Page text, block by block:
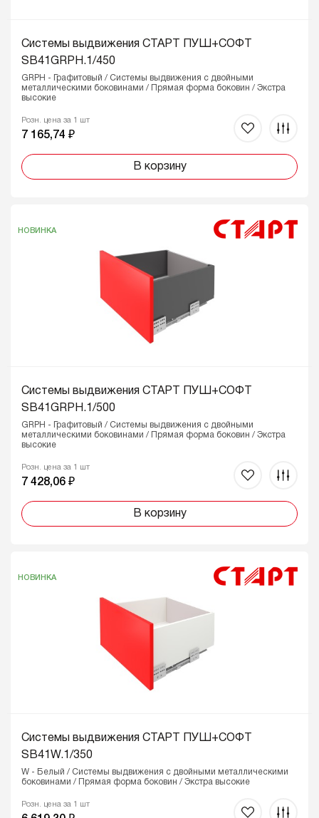
Системы выдвижения СТАРТ ПУШ+СОФТ
SB41GRPH.1/450
GRPH - Графитовый / Системы выдвижения с двойными
металлическими боковинами / Прямая форма боковин / Экстра
высокие
Розн. цена за 1 шт
7 165,74 ₽
В корзину
НОВИНКА
Системы выдвижения СТАРТ ПУШ+СОФТ
SB41GRPH.1/500
GRPH - Графитовый / Системы выдвижения с двойными
металлическими боковинами / Прямая форма боковин / Экстра
высокие
Розн. цена за 1 шт
7 428,06 ₽
В корзину
НОВИНКА
Системы выдвижения СТАРТ ПУШ+СОФТ
SB41W.1/350
W - Белый / Системы выдвижения с двойными металлическими
боковинами / Прямая форма боковин / Экстра высокие
Розн. цена за 1 шт